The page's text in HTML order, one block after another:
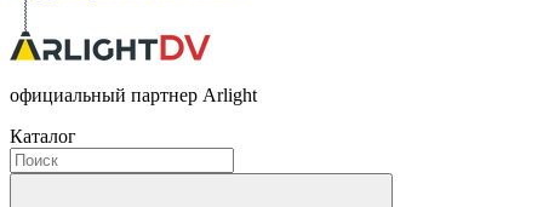
официальный партнер Arlight
Каталог